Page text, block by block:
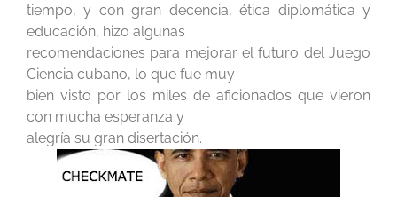
tiempo, y con gran decencia, ética diplomática y
educación, hizo algunas
recomendaciones para mejorar el futuro del Juego
Ciencia cubano, lo que fue muy
bien visto por los miles de aficionados que vieron
con mucha esperanza y
alegría su gran disertación.